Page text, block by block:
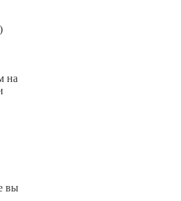
)
на
вы